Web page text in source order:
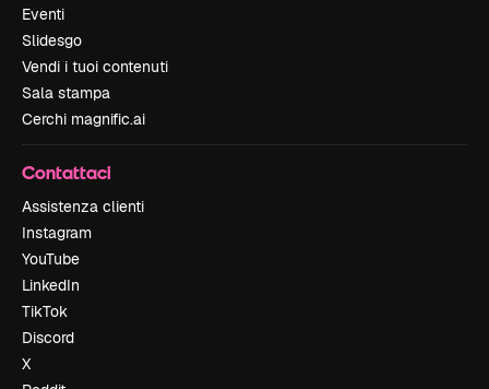
Eventi
Slidesgo
Vendi i tuoi contenuti
Sala stampa
Cerchi magnific.ai
Contattaci
Assistenza clienti
Instagram
YouTube
LinkedIn
TikTok
Discord
X